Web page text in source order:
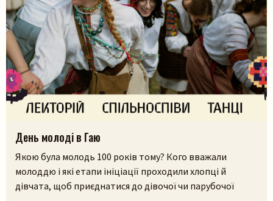
Пошук на сайті
День молоді в Гаю
Якою була молодь 100 років тому? Кого вважали
молоддю і які етапи ініціації проходили хлопці й
дівчата, щоб приєднатися до дівочої чи парубочої